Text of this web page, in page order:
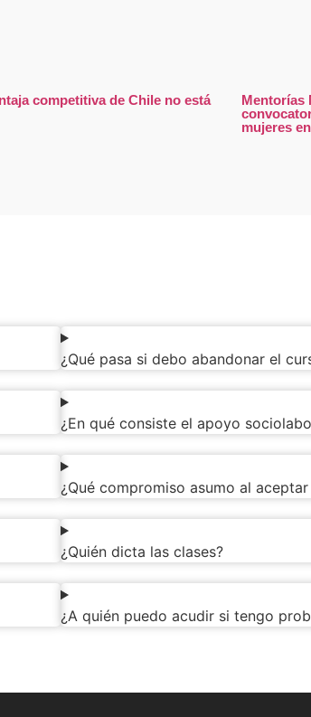
competitiva de Chile no está
Mentorías
mujeres
¿Qué pasa si debo abandonar el
¿En qué consiste el apoyo
¿Qué compromiso asumo al
¿Quién dicta las clases?
¿A quién puedo acudir si tengo